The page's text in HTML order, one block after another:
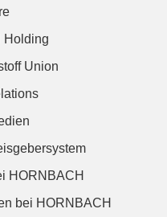
Holding
Union
HORNBACH
bei HORNBACH